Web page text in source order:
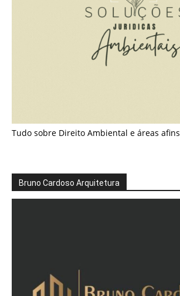
Tudo sobre Direito Ambiental e áreas afins
Bruno Cardoso Arquitetura